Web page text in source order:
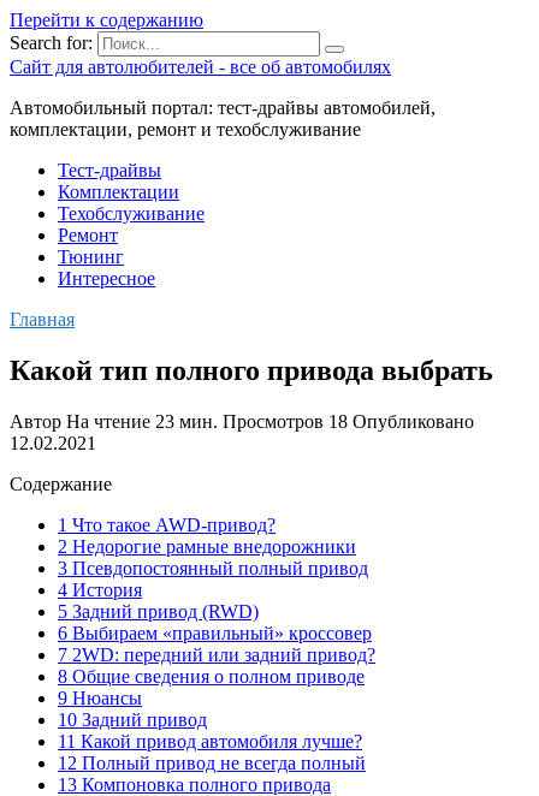
Перейти к содержанию
Search for:
Сайт для автолюбителей - все об автомобилях
Автомобильный портал: тест-драйвы автомобилей,
комплектации, ремонт и техобслуживание
Тест-драйвы
Комплектации
Техобслуживание
Ремонт
Тюнинг
Интересное
Главная
Какой тип полного привода выбрать
Автор На чтение 23 мин. Просмотров 18 Опубликовано
12.02.2021
Содержание
1 Что такое AWD-привод?
2 Недорогие рамные внедорожники
3 Псевдопостоянный полный привод
4 История
5 Задний привод (RWD)
6 Выбираем «правильный» кроссовер
7 2WD: передний или задний привод?
8 Общие сведения о полном приводе
9 Нюансы
10 Задний привод
11 Какой привод автомобиля лучше?
12 Полный привод не всегда полный
13 Компоновка полного привода